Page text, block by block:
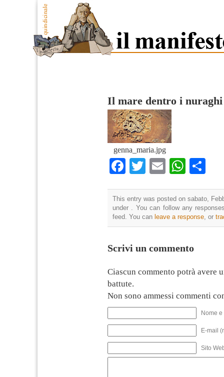
Il mare dentro i nuraghi
genna_maria.jpg
Facebook
Twitter
Email
This entry was posted on sabato,
under . You can follow any
feed. You can leave a response , or
Scrivi un commento
Ciascun commento potrà avere
battute.
Non sono ammessi commenti
Nome
E-mail
Sito